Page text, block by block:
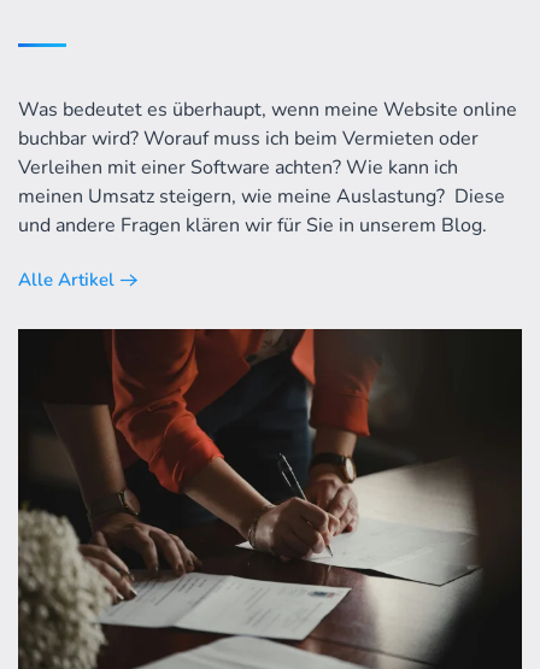
Was bedeutet es überhaupt, wenn meine Website online
buchbar wird? Worauf muss ich beim Vermieten oder
Verleihen mit einer Software achten? Wie kann ich
meinen Umsatz steigern, wie meine Auslastung? Diese
und andere Fragen klären wir für Sie in unserem Blog.
Alle Artikel